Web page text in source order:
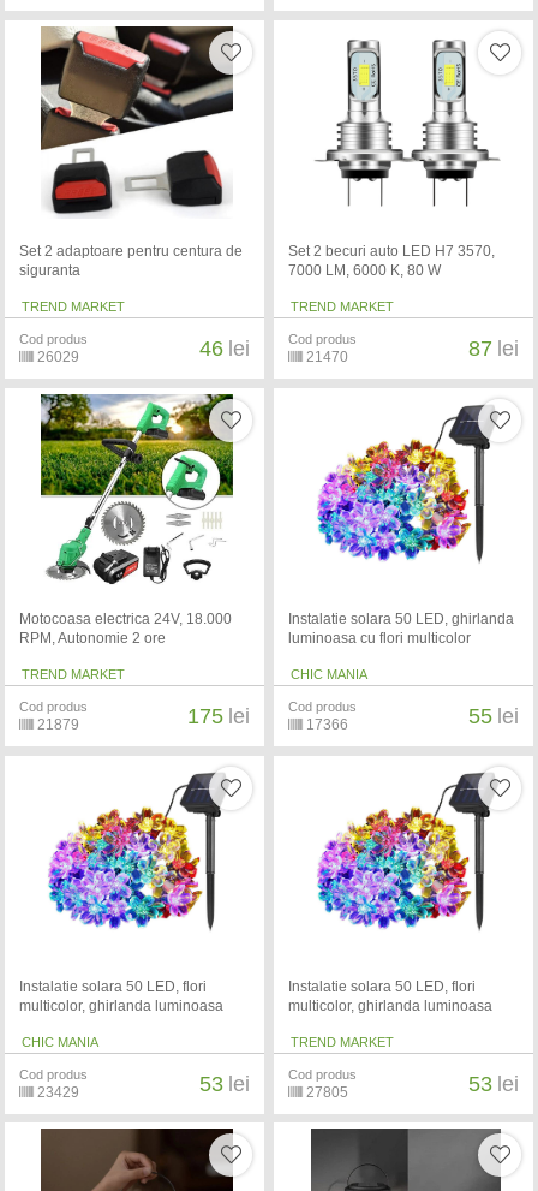
Set 2 adaptoare pentru centura de
siguranta
TREND MARKET
Cod produs
26029 46 lei
Set 2 becuri auto LED H7 3570,
7000 LM, 6000 K, 80 W
TREND MARKET
Cod produs
21470 87 lei
Motocoasa electrica 24V, 18.000
RPM, Autonomie 2 ore
TREND MARKET
Cod produs
21879 175 lei
Instalatie solara 50 LED, ghirlanda
luminoasa cu flori multicolor
CHIC MANIA
Cod produs
17366 55 lei
Instalatie solara 50 LED, flori
multicolor, ghirlanda luminoasa
CHIC MANIA
Cod produs
23429 53 lei
Instalatie solara 50 LED, flori
multicolor, ghirlanda luminoasa
TREND MARKET
Cod produs
27805 53 lei